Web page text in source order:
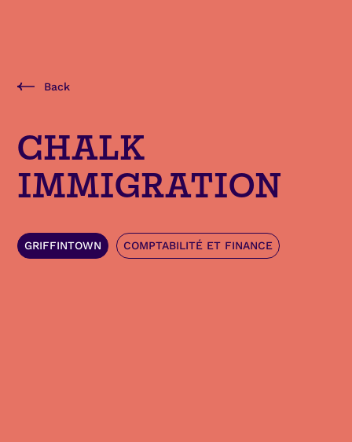
Back
CHALK
IMMIGRATION
GRIFFINTOWN COMPTABILITÉ ET FINANCE